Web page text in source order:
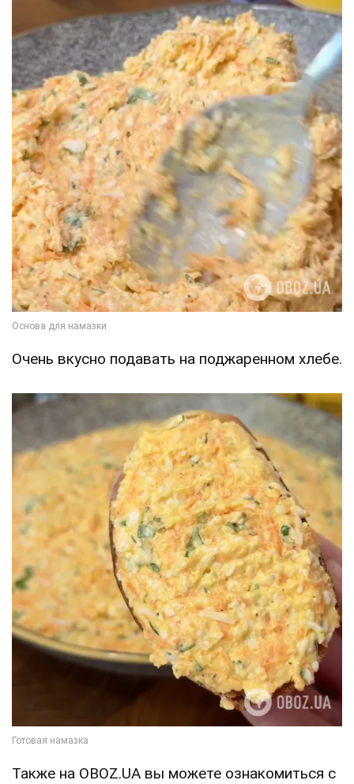
Очень вкусно подавать на поджаренном хлебе.
Также на OBOZ.UA вы можете ознакомиться с